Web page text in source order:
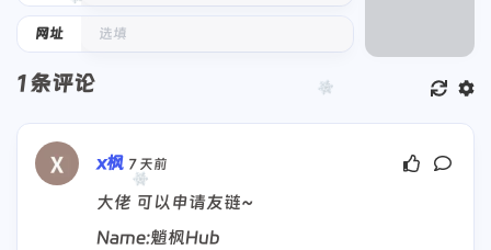
网址
1 条评论
x枫 7 天前
大佬 可以申请友链~
Name:魈枫Hub